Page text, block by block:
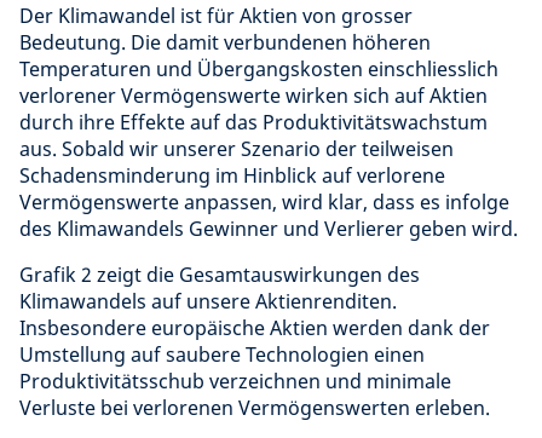
Der Klimawandel ist für Aktien von grosser
Bedeutung. Die damit verbundenen höheren
Temperaturen und Übergangskosten einschliesslich
verlorener Vermögenswerte wirken sich auf Aktien
durch ihre Effekte auf das Produktivitätswachstum
aus. Sobald wir unserer Szenario der teilweisen
Schadensminderung im Hinblick auf verlorene
Vermögenswerte anpassen, wird klar, dass es infolge
des Klimawandels Gewinner und Verlierer geben wird.
Grafik 2 zeigt die Gesamtauswirkungen des
Klimawandels auf unsere Aktienrenditen.
Insbesondere europäische Aktien werden dank der
Umstellung auf saubere Technologien einen
Produktivitätsschub verzeichnen und minimale
Verluste bei verlorenen Vermögenswerten erleben.